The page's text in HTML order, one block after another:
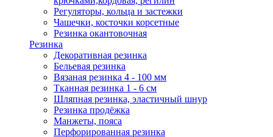
Регуляторы, кольца и застежки
Чашечки, косточки корсетные
Резинка окантовочная
Резинка
Декоративная резинка
Бельевая резинка
Вязаная резинка 4 - 100 мм
Тканная резинка 1 - 6 см
Шляпная резинка, эластичный шнур
Резинка продёжка
Манжеты, пояса
Перфорированная резинка